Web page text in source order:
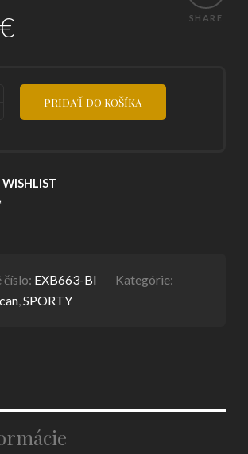
SHARE
€
PRIDAŤ DO KOŠÍKA
číslo: EXB663-BI
Kategórie:
,SPORTY